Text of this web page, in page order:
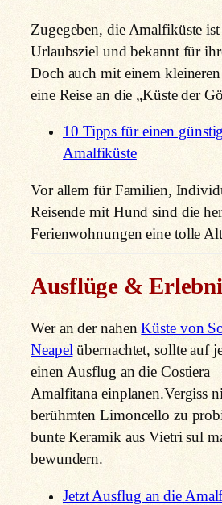
Zugegeben, die Amalfiküste
Urlaubsziel und bekannt für
Doch auch mit einem
eine Reise an die „Küste der
10 Tipps für einen
Amalfiküste
Vor allem für Familien,
Reisende mit Hund sind die
Ferienwohnungen eine tolle
Ausflüge &
Wer an der nahenKüste von
Neapelübernachtet, sollte auf
einen Ausflug an die Costiera
Amalfitana einplanen.Vergiss
berühmten Limoncello zu
bunte Keramik aus Vietri sul
bewundern.
Jetzt Ausflug an die